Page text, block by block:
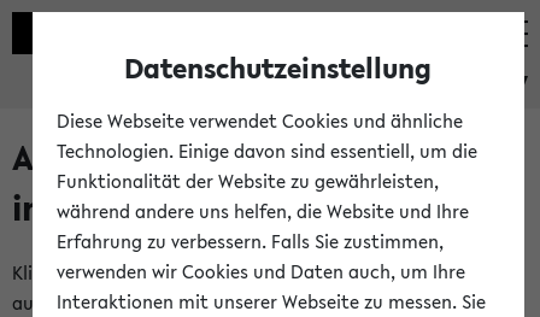
eKVV
Alle veröffentlichten Semester
im eKVV
Klicken Sie auf das Semester, welches Sie für Ihre Sitzung
auswählen möchten. Bitte beachten Sie auch die weiteren
Datenschutzeinstellung
Diese Webseite verwendet Cookies und ähnliche
Technologien. Einige davon sind essentiell, um die
Funktionalität der Website zu gewährleisten,
während andere uns helfen, die Website und Ihre
Erfahrung zu verbessern. Falls Sie zustimmen,
verwenden wir Cookies und Daten auch, um Ihre
Interaktionen mit unserer Webseite zu messen. Sie